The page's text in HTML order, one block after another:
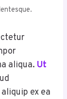
aliqua. Ut
ex ea